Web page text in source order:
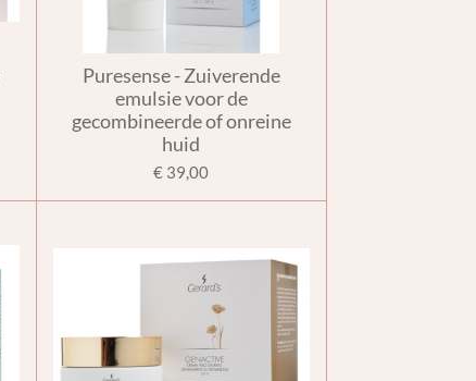
Puresense - Zuiverende
emulsie voor de
gecombineerde of onreine
huid
€ 39,00